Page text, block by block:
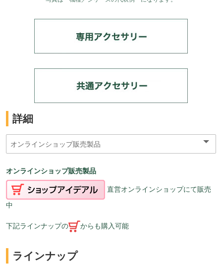
詳細
オンラインショップ販売製品
直営オンラインショップにて販売
中
下記ラインナップの からも購入可能
ラインナップ